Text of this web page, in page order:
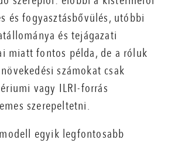
és fogyasztásbővülés, utóbbi
és tejágazati
miatt fontos példa, de a róluk
számokat csak
vagy ILRI-forrás
szerepeltetni.
egyik legfontosabb